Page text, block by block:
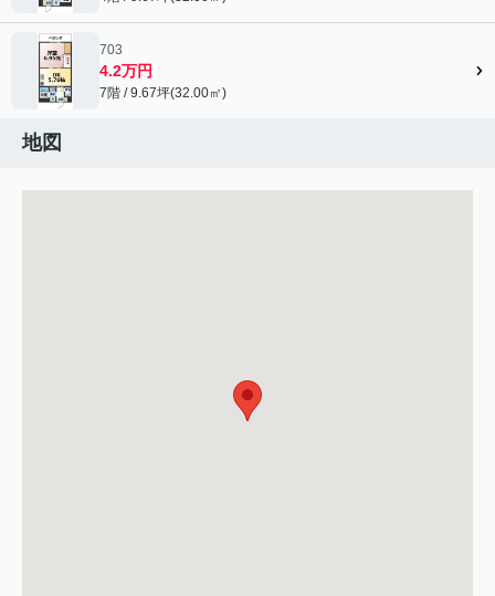
703
4.2万円
7階 / 9.67坪(32.00㎡)
地図